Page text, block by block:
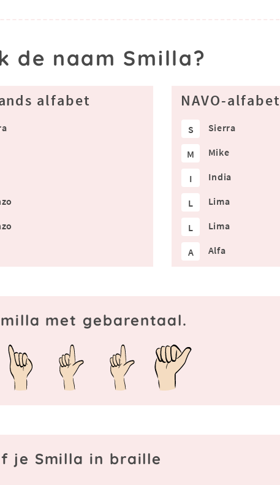
de naam Smilla?
alfabet NAVO-alfabet
S Sierra
M Mike
I India
L Lima
L Lima
A Alfa
met gebarentaal.
je Smilla in braille